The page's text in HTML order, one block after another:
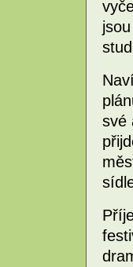
své